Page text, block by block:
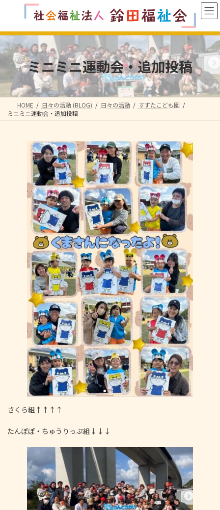
ン
ツ
へ
ッ
ー
シ
ョ
移
ミニミニ運動会・追加投稿
HOME 日々の活動 (BLOG) 日々の活動
すずたこども園
ミニミニ運動会・追加投稿
さくら組↑↑↑↑
たんぽぽ・ちゅうりっぷ組↓↓↓